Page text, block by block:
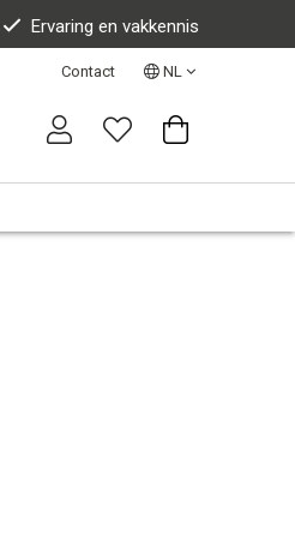
Ervaring en vakkennis
Contact NL